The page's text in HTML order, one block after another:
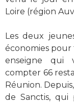
Loire (région
Les deux
économies pour
enseigne qui
compter 66
Réunion.
de Sanctis, qui